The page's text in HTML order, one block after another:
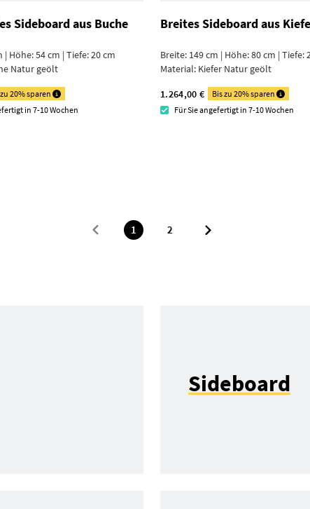
Sideboard aus Buche
| Höhe: 54 cm | Tiefe: 20 cm
Natur geölt
20% sparen
in 7-10 Wochen
Breites Sideboard aus
Breite: 149 cm | Höhe: 80 cm | Tiefe:
Material: Kiefer Natur geölt
1.264,00 €
Bis zu 20% sparen
Für Sie angefertigt in 7-10 Wochen
1 2
Sideboard